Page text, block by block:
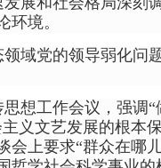
环境。
域党的领导弱化问
想工作会议，强调
义文艺发展的根本
会上要求“群众在哪